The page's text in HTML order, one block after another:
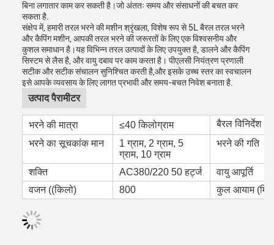
बिना लगातार काम कर सकती है।जो अंततः समय और संसाधनों की बचत कर
सकता है.
संक्षेप में, हमारी तरल भरने की मशीन श्रृंखला, विशेष रूप से 5L बैरल तरल भरने
और कैपिंग मशीन, आपकी तरल भरने की जरूरतों के लिए एक विश्वसनीय और
कुशल समाधान है।यह विभिन्न तरल उत्पादों के लिए उपयुक्त है, डालने और कैपिंग
सिस्टम से लैस है, और वायु दबाव पर काम करता है। पीएलसी नियंत्रण प्रणाली
सटीक और सटीक संचालन सुनिश्चित करती है,और इसके उच्च स्तर का स्वचालन
इसे आपके व्यवसाय के लिए लागत प्रभावी और समय-बचत निवेश बनाता है.
उत्पाद पैरामीटर
भरने की मात्रा ≤40 किलोग्राम
बैरल विनिर्देश
भरने का सूचकांक मान
1 ग्राम, 2 ग्राम, 5
ग्राम, 10 ग्राम
भरने की गति
शक्ति AC380/220 50 हर्ट्ज
वायु आपूर्ति
वजन ((किलो)
800 कुल आयाम